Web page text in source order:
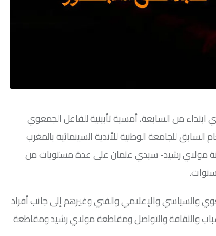
رشيد بالدار البيضاء، مساء الخميس 20 فبراير الجاري ابتداء من السابعة، أمسية تأبينية للفاعل الجمعوي
الراحل عبد الحق المبشور (1958- 2025)، الكاتب العام السابق للجامعة الوطنية للأندية السينمائية بالمغرب
مولاي رشيد- سيدي عثمان على عدة مستويات من
والسياسي والإعلامي والفني وغيرهم إلى جانب أفراد
والثقافة والتواصل ومقاطعة مولاي رشيد ومقاطعة